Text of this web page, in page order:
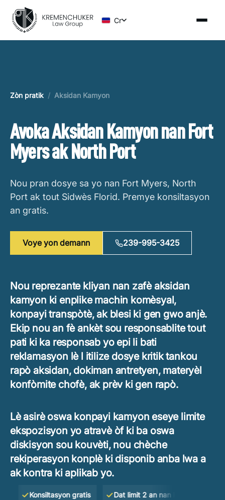
Cr
Zòn pratik / Aksidan Kamyon
Avoka Aksidan Kamyon nan Fort
Myers ak North Port
Nou pran dosye sa yo nan Fort Myers, North
Port ak tout Sidwès Florid. Premye konsiltasyon
an gratis.
Voye yon demann 239-995-3425
Nou reprezante kliyan nan zafè aksidan
kamyon ki enplike machin komèsyal,
konpayi transpòtè, ak blesi ki gen gwo anjè.
Ekip nou an fè ankèt sou responsablite tout
pati ki ka responsab yo epi li bati
reklamasyon lè l itilize dosye kritik tankou
rapò aksidan, dokiman antretyen, materyèl
konfòmite chofè, ak prèv ki gen rapò.
Lè asirè oswa konpayi kamyon eseye limite
ekspozisyon yo atravè òf ki ba oswa
diskisyon sou kouvèti, nou chèche
rekiperasyon konplè ki disponib anba lwa a
ak kontra ki aplikab yo.
Konsiltasyon gratis Dat limit 2 an nan Florid